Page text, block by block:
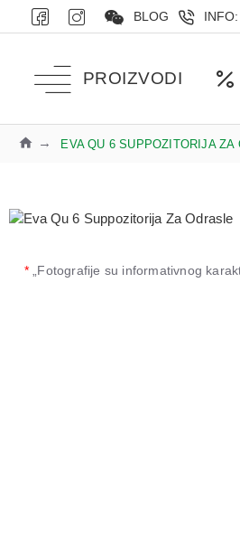
BLOG
PROIZVODI
EVA QU 6 SUPPOZITORIJA ZA
*„Fotografije su informativnog